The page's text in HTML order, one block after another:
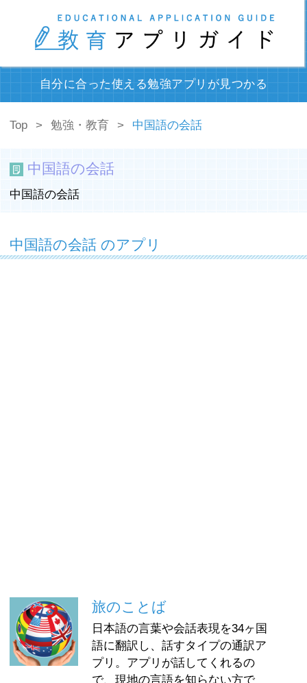
自分に合った使える勉強アプリが見つかる
Top 勉強・教育 中国語の会話
中国語の会話
中国語の会話
中国語の会話 のアプリ
旅のことば
日本語の言葉や会話表現を34ヶ国
語に翻訳し、話すタイプの通訳ア
プリ。アプリが話してくれるの
で、現地の言語を知らない方で